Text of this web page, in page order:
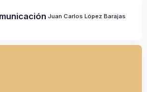
Juan Carlos López Barajas